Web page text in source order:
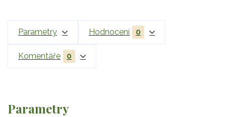
Parametry Hodnocení 0
Komentáře 0
Parametry